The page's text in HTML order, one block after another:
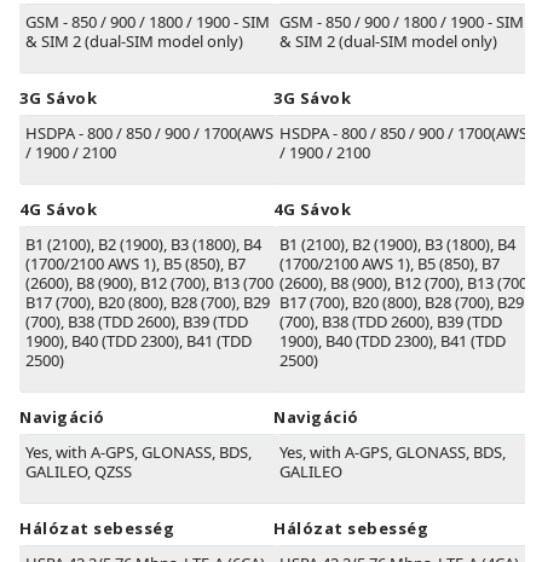
GSM - 850 / 900 / 1800 / 1900 - SIM 1
& SIM 2 (dual-SIM model only)
3G Sávok
HSDPA - 800 / 850 / 900 / 1700(AWS)
/ 1900 / 2100
4G Sávok
B1 (2100), B2(1900), B3(1800), B4
(1700/2100 AWS 1), B5(850), B7
(2600), B8(900), B12(700), B13(700) ,
B17(700), B20(800), B28(700), B29
(700), B38(TDD 2600), B39(TDD
1900), B40(TDD 2300), B41 (TDD
2500)
Navigáció
Yes, with A-GPS, GLONASS, BDS,
GALILEO, QZSS
Hálózat sebesség
GSM - 850 / 900 / 1800 / 1900 - SIM 1
& SIM 2 (dual-SIM model only)
3G Sávok
HSDPA - 800 / 850 / 900 / 1700(AWS)
/ 1900 / 2100
4G Sávok
B1 (2100), B2(1900), B3(1800), B4
(1700/2100 AWS 1), B5(850), B7
(2600), B8(900), B12(700), B13(700)
B17(700), B20(800), B28(700), B29
(700), B38(TDD 2600), B39(TDD
1900), B40(TDD 2300), B41 (TDD
2500)
Navigáció
Yes, with A-GPS, GLONASS, BDS,
GALILEO
Hálózat sebesség